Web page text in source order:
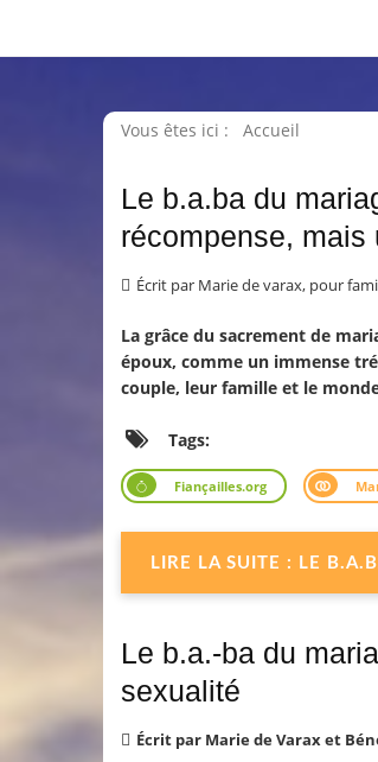
Vous êtes ici : Accueil
Le b.a.ba du
récompense, mais
Écrit par Marie de varax, pour
La grâce du sacrement de
époux, comme un immense
couple, leur famille et le
Tags:
Fiançailles.org
LIRE LA SUITE : LE
Le b.a.-ba du
sexualité
Écrit par Marie de Varax et